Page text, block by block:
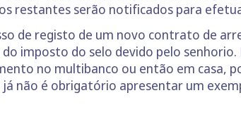
restantes serão notificados para
de registo de um novo contrato de
imposto do selo devido pelo
no multibanco ou então em casa,
já não é obrigatório apresentar um